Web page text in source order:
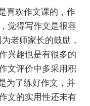
喜欢作文课的，作
觉得写作文是很容
老师家长的鼓励，
兴趣也是有很多的
文评价中多采用积
为了练好作文，并
文的实用性还未有